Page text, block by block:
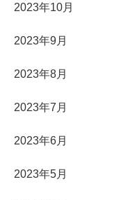
2023年10月
2023年9月
2023年8月
2023年7月
2023年6月
2023年5月